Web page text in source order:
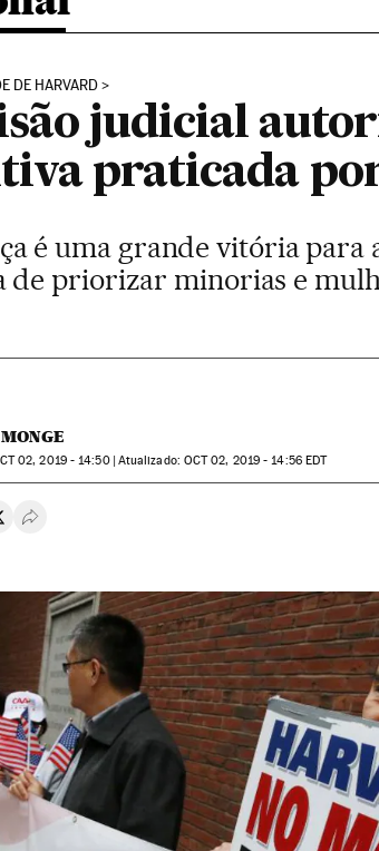
DE HARVARD
judicial
praticada
é uma grande vitória
de priorizar minorias e
02, 2019 - 14:50 atualizado: OCT02, 2019 - 14:56EDT
en Whatsapp
en Facebook
en Twitter
Desplegar Redes Sociales